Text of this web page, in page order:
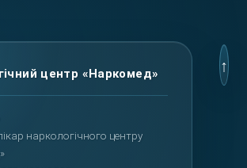
наркологічного центру